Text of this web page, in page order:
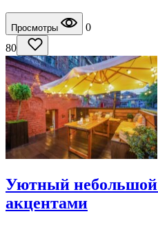
Просмотры
0
80
Уютный
акцентами